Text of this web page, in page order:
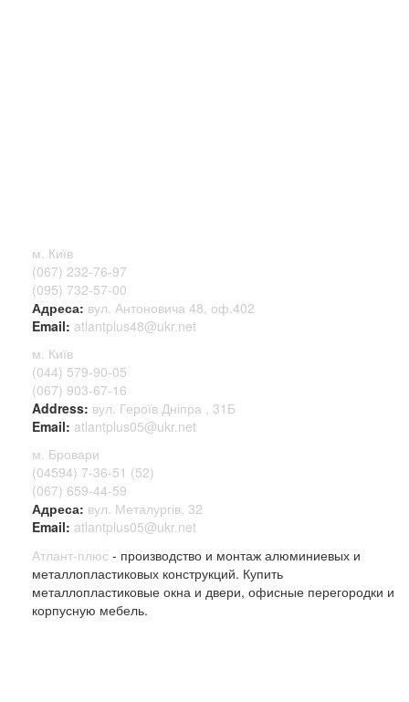
м. Київ
(067) 232-76-97
(095) 732-57-00
Адреса: вул. Антоновича 48, оф.402
Email: atlantplus48@ukr.net
м. Київ
(044) 579-90-05
(067) 903-67-16
Address: вул. Героїв Дніпра , 31Б
Email: atlantplus05@ukr.net
м. Бровари
(04594) 7-36-51 (52)
(067) 659-44-59
Адреса: вул. Металургів, 32
Email: atlantplus05@ukr.net
Атлант-плюс - производство и монтаж алюминиевых и
металлопластиковых конструкций. Купить
металлопластиковые окна и двери, офисные перегородки и
корпусную мебель.